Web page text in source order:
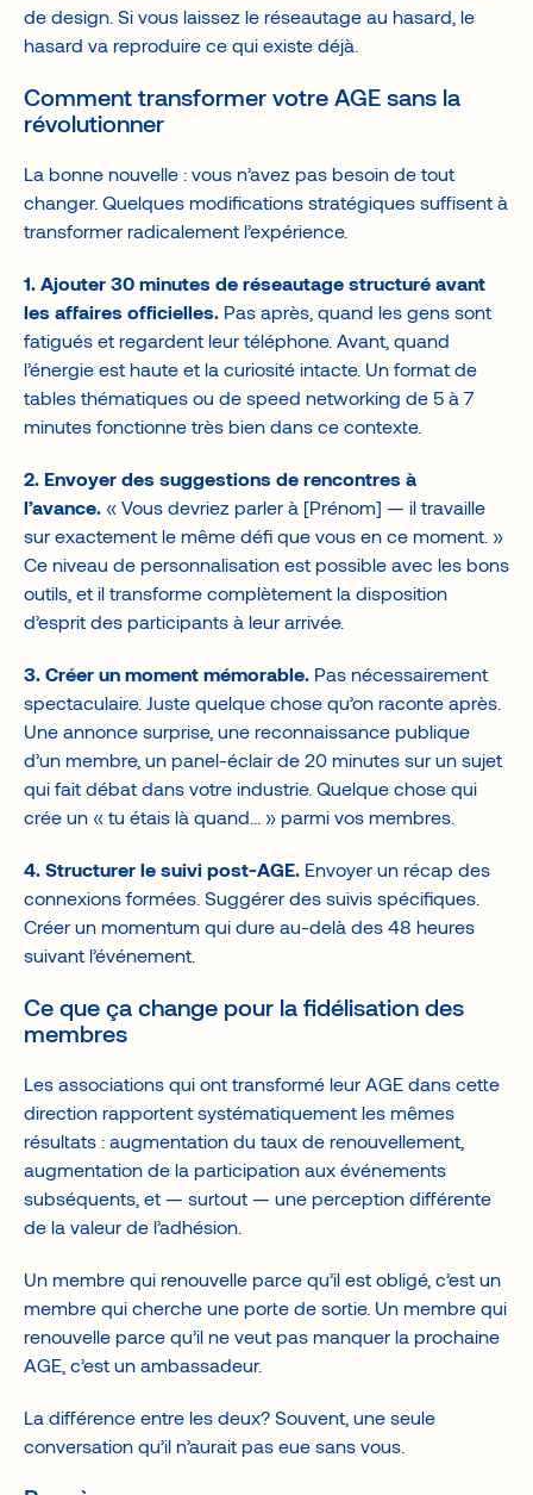
de design. Si vous laissez le réseautage au hasard, le
hasard va reproduire ce qui existe déjà.
Comment transformer votre AGE sans la
révolutionner
La bonne nouvelle : vous n’avez pas besoin de tout
changer. Quelques modifications stratégiques suffisent à
transformer radicalement l’expérience.
1. Ajouter 30 minutes de réseautage structuré avant
les affaires officielles. Pas après, quand les gens sont
fatigués et regardent leur téléphone. Avant, quand
l’énergie est haute et la curiosité intacte. Un format de
tables thématiques ou de speed networking de 5 à 7
minutes fonctionne très bien dans ce contexte.
2. Envoyer des suggestions de rencontres à
l’avance. « Vous devriez parler à [Prénom] — il travaille
sur exactement le même défi que vous en ce moment. »
Ce niveau de personnalisation est possible avec les bons
outils, et il transforme complètement la disposition
d’esprit des participants à leur arrivée.
3. Créer un moment mémorable. Pas nécessairement
spectaculaire. Juste quelque chose qu’on raconte après.
Une annonce surprise, une reconnaissance publique
d’un membre, un panel-éclair de 20 minutes sur un sujet
qui fait débat dans votre industrie. Quelque chose qui
crée un « tu étais là quand… » parmi vos membres.
4. Structurer le suivi post-AGE. Envoyer un récap des
connexions formées. Suggérer des suivis spécifiques.
Créer un momentum qui dure au-delà des 48 heures
suivant l’événement.
Ce que ça change pour la fidélisation des
membres
Les associations qui ont transformé leur AGE dans cette
direction rapportent systématiquement les mêmes
résultats : augmentation du taux de renouvellement,
augmentation de la participation aux événements
subséquents, et — surtout — une perception différente
de la valeur de l’adhésion.
Un membre qui renouvelle parce qu’il est obligé, c’est un
membre qui cherche une porte de sortie. Un membre qui
renouvelle parce qu’il ne veut pas manquer la prochaine
AGE, c’est un ambassadeur.
La différence entre les deux? Souvent, une seule
conversation qu’il n’aurait pas eue sans vous.